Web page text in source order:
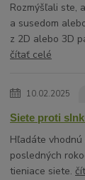
Rozmýšľali ste,
a susedom
z 2D alebo 3D
čítať celé
10.02.2025
Siete proti
Hľadáte
posledných
tieniace siete.